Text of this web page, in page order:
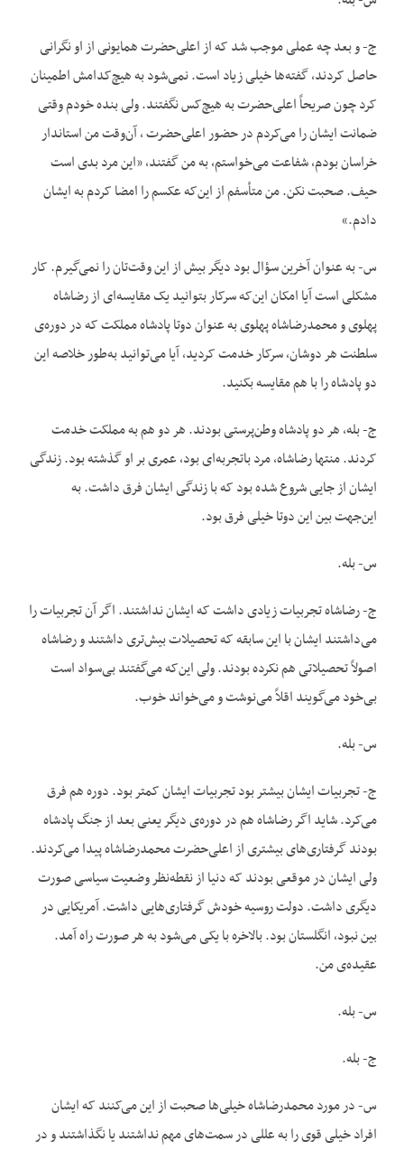
ج- و بعد چه عملی موجب شد که از اعلی‌حضرت همایونی از او نگرانی
حاصل کردند، گفته‌ها خیلی زیاد است. نمی‌شود به هیچ‌کدامش اطمینان
کرد چون صریحاً اعلی‌حضرت به هیچ‌کس نگفتند. ولی بنده خودم وقتی
ضمانت ایشان را می‌کردم در حضور اعلی‌حضرت ، آن‌وقت من استاندار
خراسان بودم، شفاعت می‌خواستم، به من گفتند، «این مرد بدی است
حیف. صحبت نکن. من متأسفم از این‌که عکسم را امضا کردم به ایشان
دادم.»
س- به عنوان آخرین سؤال بود دیگر بیش از این وقت‌تان را نمی‌گیرم. کار
مشکلی است آیا امکان این‌که سرکار بتوانید یک مقایسه‌ای از رضاشاه
پهلوی و محمدرضاشاه پهلوی به عنوان دوتا پادشاه مملکت که در دوره‌ی
سلطنت هر دوشان، سرکار خدمت کردید، آیا می‌توانید به‌طور خلاصه این
دو پادشاه را با هم مقایسه بکنید.
ج- بله، هر دو پادشاه وطن‌پرستی بودند. هر دو هم به مملکت خدمت
کردند. منتها رضاشاه، مرد باتجربه‌ای بود، عمری بر او گذشته بود. زندگی
ایشان از جایی شروع شده بود که با زندگی ایشان فرق داشت. به
این‌جهت بین این دوتا خیلی فرق بود.
س- بله.
ج- رضاشاه تجربیات زیادی داشت که ایشان نداشتند. اگر آن تجربیات را
می‌داشتند ایشان با این سابقه که تحصیلات بیش‌تری داشتند و رضاشاه
اصولاً تحصیلاتی هم نکرده بودند. ولی این‌که می‌گفتند بی‌سواد است
بی‌خود می‌گویند اقلاً می‌نوشت و می‌خواند خوب.
س- بله.
ج- تجربیات ایشان بیشتر بود تجربیات ایشان کمتر بود. دوره هم فرق
می‌کرد. شاید اگر رضاشاه هم در دوره‌ی دیگر یعنی بعد از جنگ پادشاه
بودند گرفتاری‌های بیشتری از اعلی‌حضرت محمدرضاشاه پیدا می‌کردند.
ولی ایشان در موقعی بودند که دنیا از نقطه‌نظر وضعیت سیاسی صورت
دیگری داشت. دولت روسیه خودش گرفتاری‌هایی داشت. آمریکایی در
بین نبود، انگلستان بود. بالاخره با یکی می‌شود به هر صورت راه آمد.
عقیده‌ی من.
س- بله.
ج- بله.
س- در مورد محمدرضاشاه خیلی‌ها صحبت از این می‌کنند که ایشان
افراد خیلی قوی را به عللی در سمت‌های مهم نداشتند یا نگذاشتند و در